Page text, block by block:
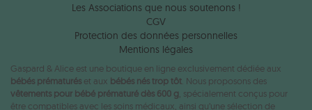
Les Associations que nous soutenons !
CGV
Protection des données personnelles
Mentions légales
Gaspard & Alice est une boutique en ligne exclusivement dédiée aux
bébés prématurés et aux bébés nés trop tôt . Nous proposons des
vêtements pour bébé prématuré dès 600 g , spécialement conçus pour
être compatibles avec les soins médicaux, ainsi qu’une sélection de